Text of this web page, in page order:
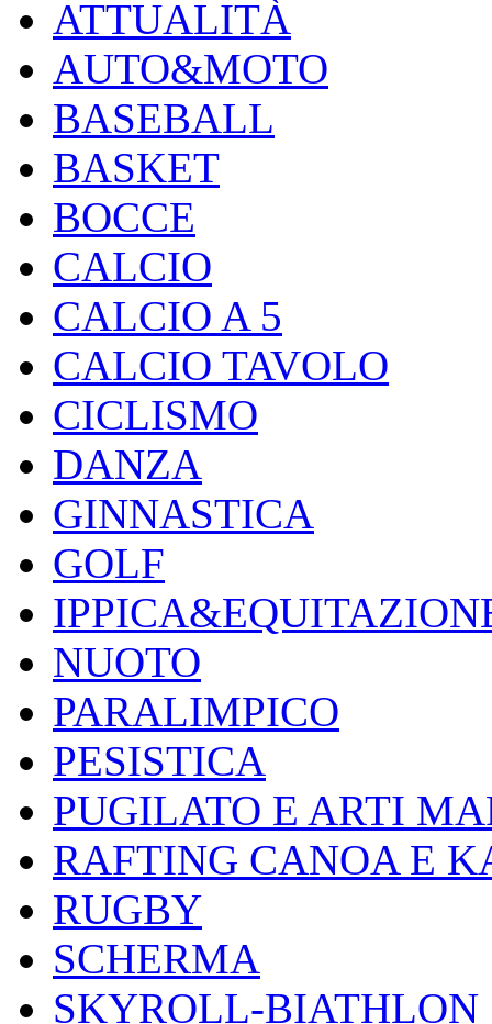
ATTUALITÀ
AUTO&MOTO
BASEBALL
BASKET
BOCCE
CALCIO
CALCIO A 5
CALCIO TAVOLO
CICLISMO
DANZA
GINNASTICA
GOLF
NUOTO
PARALIMPICO
PESISTICA
PUGILATO E ARTI
RAFTING CANOA E
RUGBY
SCHERMA
SKYROLL-BIATHLON